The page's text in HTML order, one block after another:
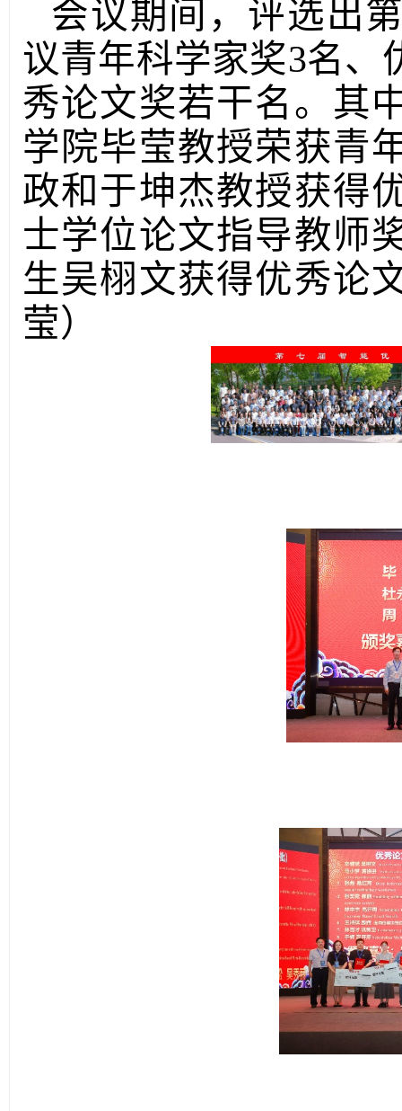
会议期间，评选出
议青年科学家奖3名、
秀论文奖若干名。其
学院毕莹教授荣获青
政和于坤杰教授获得
士学位论文指导教师
生吴栩文获得优秀论
莹）